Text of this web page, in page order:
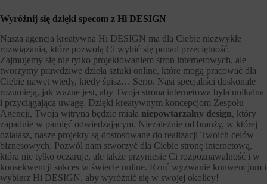
Wyróżnij się dzięki specom z Hi DESIGN
Nasza agencja kreatywna Hi DESIGN ma dla Ciebie niezwykłe
rozwiązania, które pozwolą Ci wybić się ponad przeciętność.
Zajmujemy się nie tylko projektowaniem stron internetowych, ale
tworzymy prawdziwe dzieła sztuki online, które mogą pracować dla
Ciebie nawet wtedy, kiedy śpisz… Serio. Nasi specjaliści doskonale
rozumieją, jak ważne jest, aby Twoja strona internetowa była unikalna
i przyciągająca uwagę. Dzięki kreatywnym koncepcjom Zespołu
Agencji, Twoja witryna będzie miała niepowtarzalny design, który
zapadnie w pamięć odwiedzającym. Niezależnie od branży, w której
działasz, nasze projekty są dostosowane do realizacji Twoich celów
biznesowych. Pozwól nam stworzyć dla Ciebie stronę internetową,
która nie tylko oczaruje, ale także przyniesie Ci rozpoznawalność i w
konsekwencji sukces w świecie online. Rzuć wyzwanie konwencjom i
wybierz Hi DESIGN, aby wyróżnić się w swojej okolicy!